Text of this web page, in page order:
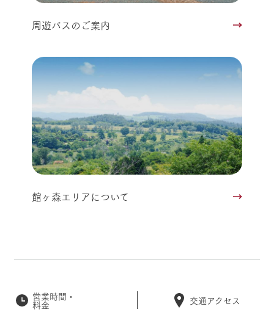
周遊バスのご案内
館ヶ森エリアについて
営業時間・
料金 交通アクセス